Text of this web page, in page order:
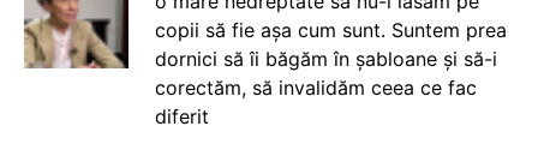
copii să fie așa cum sunt. Suntem prea
dornici să îi băgăm în șabloane și să-i
corectăm, să invalidăm ceea ce fac
diferit